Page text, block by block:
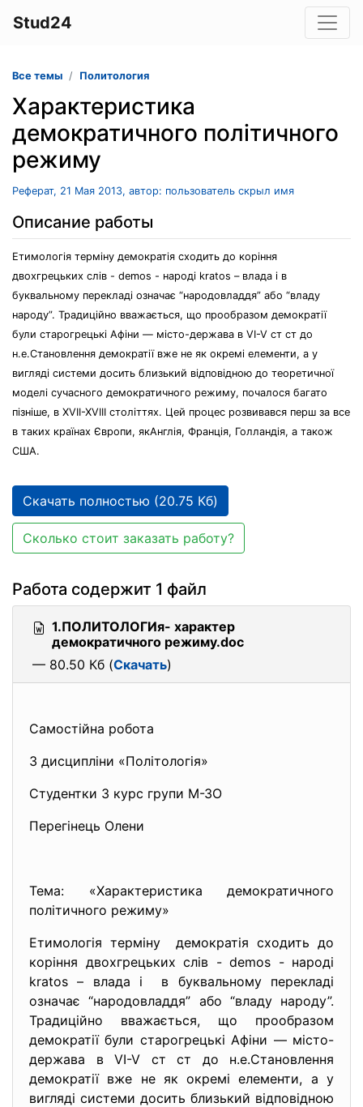
Stud24
Все темы Политология
Характеристика
демократичного політичного
режиму
Реферат, 21 Мая 2013, автор: пользователь скрыл имя
Описание работы
Етимологія терміну демократія сходить до коріння
двохгрецьких слів - demos - народі kratos – влада і в
буквальному перекладі означає “народовладдя” або “владу
народу”. Традиційно вважається, що прообразом демократії
були старогрецькі Афіни — місто-держава в VI-V ст ст до
н.е.Становлення демократії вже не як окремі елементи, а у
вигляді системи досить близький відповідною до теоретичної
моделі сучасного демократичного режиму, почалося багато
пізніше, в XVII-XVIII століттях. Цей процес розвивався перш за все
в таких країнах Європи, якАнглія, Франція, Голландія, а також
США.
Скачать полностью (20.75 Кб)
Сколько стоит заказать работу?
Работа содержит 1 файл
1.ПОЛИТОЛОГИя- характер
демократичного режиму.doc
— 80.50 Кб (Скачать)
Самостійна робота
З дисципліни «Політологія»
Студентки 3 курс групи М-ЗО
Перегінець Олени
Тема: «Характеристика демократичного
політичного режиму»
Етимологія терміну демократія сходить до
коріння двохгрецьких слів - demos - народі
kratos – влада і в буквальному перекладі
означає “народовладдя” або “владу народу”.
Традиційно вважається, що прообразом
демократії були старогрецькі Афіни — місто-
держава в VI-V ст ст до н.е.Становлення
демократії вже не як окремі елементи, а у
вигляді системи досить близький відповідною